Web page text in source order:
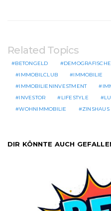
Related Topics
BETONGELD
IMMOBILCLUB
IMMOBILIE
IMMOBILIENINVESTMENT
INVESTOR
LIFESTYLE
WOHNIMMOBILIE
ZINSHAUS
DIR KÖNNTE AUCH